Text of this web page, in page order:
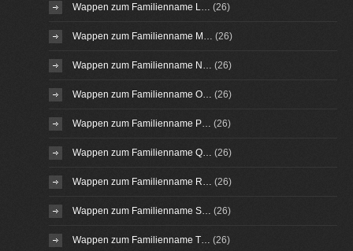
Wappen zum Familienname L… (26)
Wappen zum Familienname M… (26)
Wappen zum Familienname N… (26)
Wappen zum Familienname O… (26)
Wappen zum Familienname P… (26)
Wappen zum Familienname Q… (26)
Wappen zum Familienname R… (26)
Wappen zum Familienname S… (26)
Wappen zum Familienname T… (26)